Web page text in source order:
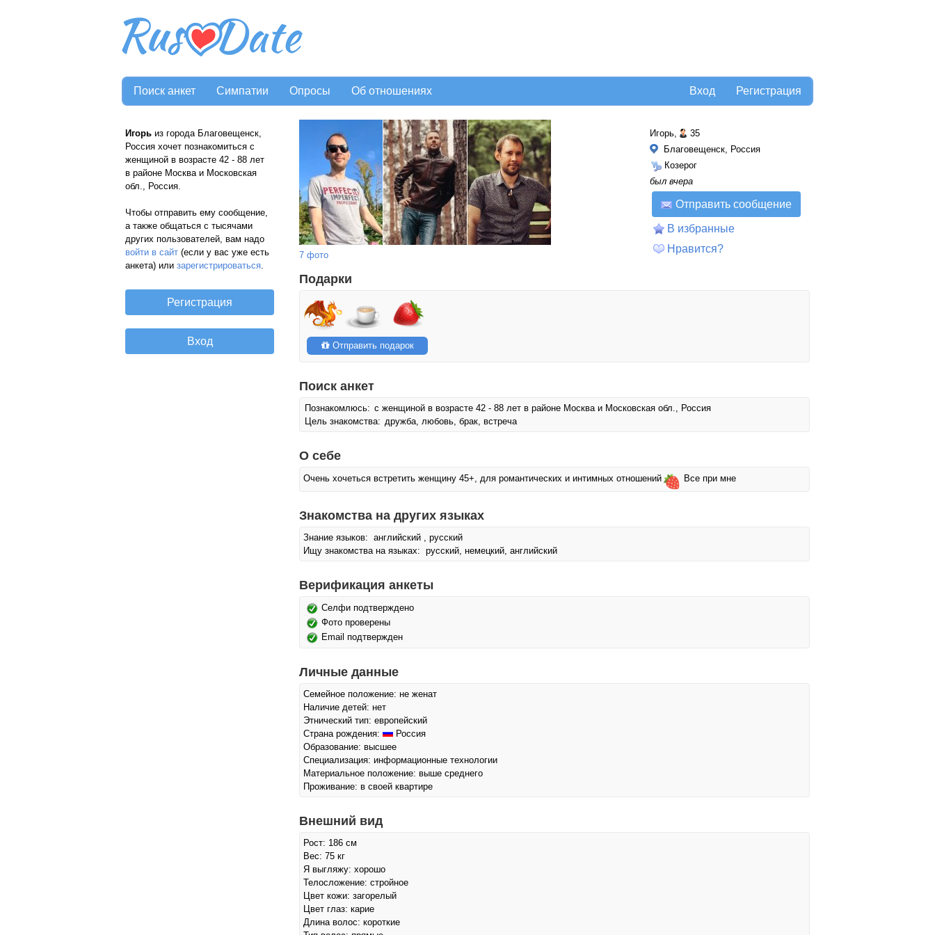
Поиск анкет Симпатии Опросы Об отношениях Регистрация
Вход
Игорь из города Благовещенск,
Россия хочет познакомиться с
женщиной в возрасте 42 - 88 лет
в районе Москва и Московская
обл., Россия.
Чтобы отправить ему сообщение,
а также общаться с тысячами
других пользователей, вам надо
войти в сайт (если у вас уже есть
анкета) или зарегистрироваться.
7 фото
Игорь,
35
Благовещенск, Россия
Козерог
был вчера
Отправить сообщение
В избранные
Нравится?
Подарки
Отправить подарок
Поиск анкет
Познакомлюсь: с женщиной в возрасте 42 - 88 лет в районе Москва и Московская обл., Россия
Цель знакомства: дружба, любовь, брак, встреча
О себе
Очень хочеться встретить женщину 45+, для романтических и интимных отношений Все при мне
Знакомства на других языках
Знание языков: английский , русский
Ищу знакомства на языках: русский, немецкий, английский
Верификация анкеты
Селфи подтверждено
Фото проверены
Email подтвержден
Личные данные
Семейное положение: не женат
Наличие детей: нет
Этнический тип: европейский
Страна рождения:
Россия
Образование: высшее
Специализация: информационные технологии
Материальное положение: выше среднего
Проживание: в своей квартире
Внешний вид
Рост: 186 см
Вес: 75 кг
Я выгляжу: хорошо
Телосложение: стройное
Цвет кожи: загорелый
Цвет глаз: карие
Длина волос: короткие